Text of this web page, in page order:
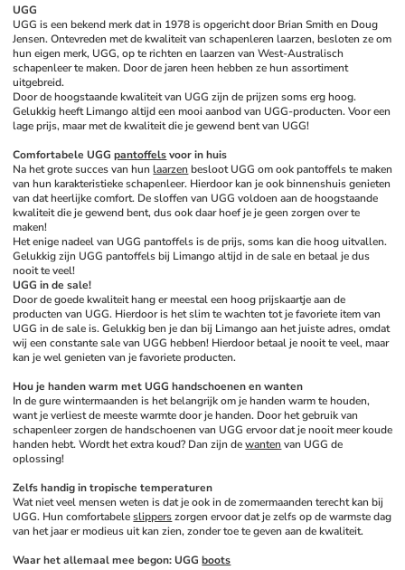
UGG
UGG is een bekend merk dat in 1978 is opgericht door Brian Smith en Doug
Jensen. Ontevreden met de kwaliteit van schapenleren laarzen, besloten ze om
hun eigen merk, UGG, op te richten en laarzen van West-Australisch
schapenleer te maken. Door de jaren heen hebben ze hun assortiment
uitgebreid.
Door de hoogstaande kwaliteit van UGG zijn de prijzen soms erg hoog.
Gelukkig heeft Limango altijd een mooi aanbod van UGG-producten. Voor een
lage prijs, maar met de kwaliteit die je gewend bent van UGG!
Comfortabele UGG pantoffels voor in huis
Na het grote succes van hun laarzen besloot UGG om ook pantoffels te maken
van hun karakteristieke schapenleer. Hierdoor kan je ook binnenshuis genieten
van dat heerlijke comfort. De sloffen van UGG voldoen aan de hoogstaande
kwaliteit die je gewend bent, dus ook daar hoef je je geen zorgen over te
maken!
Het enige nadeel van UGG pantoffels is de prijs, soms kan die hoog uitvallen.
Gelukkig zijn UGG pantoffels bij Limango altijd in de sale en betaal je dus
nooit te veel!
UGG in de sale!
Door de goede kwaliteit hang er meestal een hoog prijskaartje aan de
producten van UGG. Hierdoor is het slim te wachten tot je favoriete item van
UGG in de sale is. Gelukkig ben je dan bij Limango aan het juiste adres, omdat
wij een constante sale van UGG hebben! Hierdoor betaal je nooit te veel, maar
kan je wel genieten van je favoriete producten.
Hou je handen warm met UGG handschoenen en wanten
In de gure wintermaanden is het belangrijk om je handen warm te houden,
want je verliest de meeste warmte door je handen. Door het gebruik van
schapenleer zorgen de handschoenen van UGG ervoor dat je nooit meer koude
handen hebt. Wordt het extra koud? Dan zijn de wanten van UGG de
oplossing!
Zelfs handig in tropische temperaturen
Wat niet veel mensen weten is dat je ook in de zomermaanden terecht kan bij
UGG. Hun comfortabele slippers zorgen ervoor dat je zelfs op de warmste dag
van het jaar er modieus uit kan zien, zonder toe te geven aan de kwaliteit.
Waar het allemaal mee begon: UGG boots